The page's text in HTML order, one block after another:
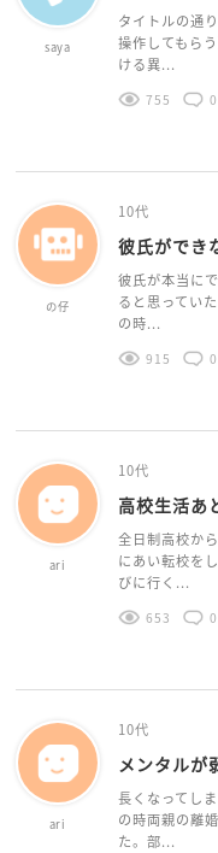
saya
タイトルの通
操作してもら
ける異...
755 0
の仔
10代
彼氏ができ
彼氏が本当に
ると思ってい
の時...
915 0
ari
10代
高校生活あ
全日制高校か
にあい転校を
びに行く...
653 0
ari
10代
メンタルが
長くなってし
の時両親の離
た。部...